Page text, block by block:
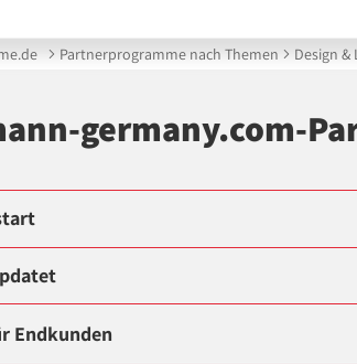
Partnerprogramme nach Themen Design &
germany.com-
Endkunden